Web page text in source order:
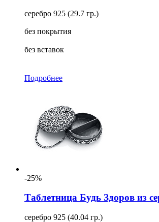
серебро 925 (29.7 гр.)
без покрытия
без вставок
Подробнее
-25%
Таблетница Будь Здоров из
серебро 925 (40.04 гр.)